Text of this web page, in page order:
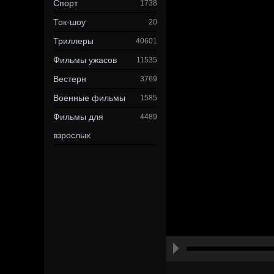
Спорт 1738
Ток-шоу 20
Триллеры 40601
Фильмы ужасов 11535
Вестерн 3769
Военные фильмы 1585
Фильмы для
взрослых
4489